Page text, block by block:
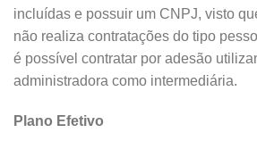
incluídas e possuir um CNPJ, visto
não realiza contratações do tipo
é possível contratar por adesão
administradora como intermediária.
Plano Efetivo